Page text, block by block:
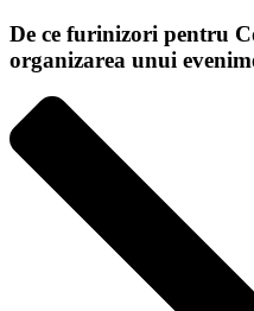
De ce furinizori pentru
organizarea unui